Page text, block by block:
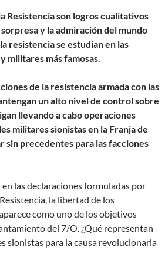
Resistencia son logros cualitativos
y la admiración del mundo
resistencia se estudian en las
militares más famosas
de la resistencia armada con las
un alto nivel de control sobre
llevando a cabo operaciones
militares sionistas en la Franja de
sin precedentes para las facciones
las declaraciones formuladas por
la libertad de los
como uno de los objetivos
del 7/O. ¿Qué representan
sionistas para la causa revolucionaria